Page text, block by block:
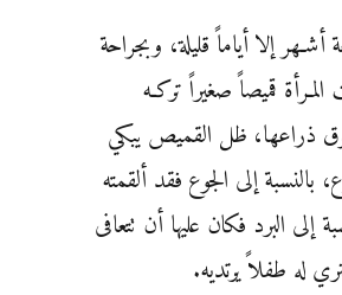
إلا أياماً قليلة، وبجراحة
قميصاً صغيراً تركـه
ذراعها، ظل القميص يبكي
بالنسبة إلى الجوع فقد ألقمته
إلى البرد فكان عليها أن تتعافى
له طفلاً يرتديه.